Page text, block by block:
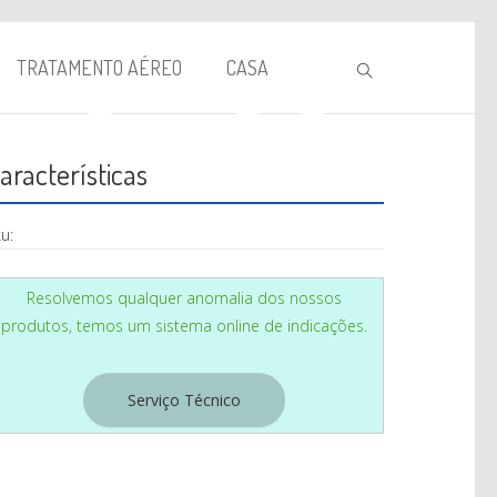
AQUECIMENTO
VENTILAÇÃO
TRATAMENTO AÉREO CASA
Resolvemos qualquer anomalia dos nossos
produtos, temos um sistema online de indicações.
Serviço Técnico